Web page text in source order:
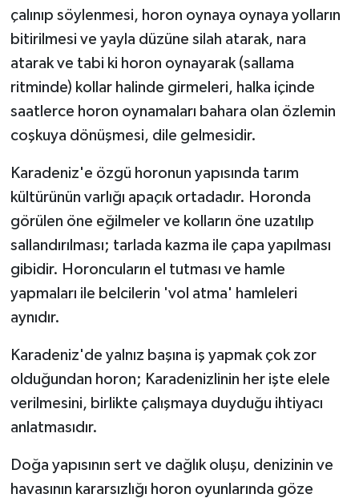
çalınıp söylenmesi, horon oynaya oynaya yolların
bitirilmesi ve yayla düzüne silah atarak, nara
atarak ve tabi ki horon oynayarak (sallama
ritminde) kollar halinde girmeleri, halka içinde
saatlerce horon oynamaları bahara olan özlemin
coşkuya dönüşmesi, dile gelmesidir.
Karadeniz'e özgü horonun yapısında tarım
kültürünün varlığı apaçık ortadadır. Horonda
görülen öne eğilmeler ve kolların öne uzatılıp
sallandırılması; tarlada kazma ile çapa yapılması
gibidir. Horoncuların el tutması ve hamle
yapmaları ile belcilerin 'vol atma' hamleleri
aynıdır.
Karadeniz'de yalnız başına iş yapmak çok zor
olduğundan horon; Karadenizlinin her işte elele
verilmesini, birlikte çalışmaya duyduğu ihtiyacı
anlatmasıdır.
Doğa yapısının sert ve dağlık oluşu, denizinin ve
havasının kararsızlığı horon oyunlarında göze